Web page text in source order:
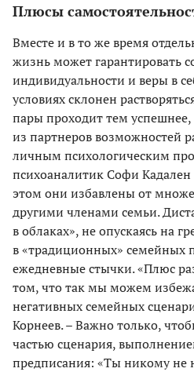
Плюсы
Вместе и в то же время
жизнь может гарантировать
индивидуальности и веры в
условиях склонен
пары проходит тем
из партнеров возможностей
личным психологическим
психоаналитик Софи Кадален
этом они избавлены от
другими членами семьи.
в облаках», не опускаясь на
в «традиционных» семейных
ежедневные стычки. «Плюс
том, что так мы можем
негативных семейных
Корнеев. – Важно только,
частью сценария,
предписания: «Ты никому не